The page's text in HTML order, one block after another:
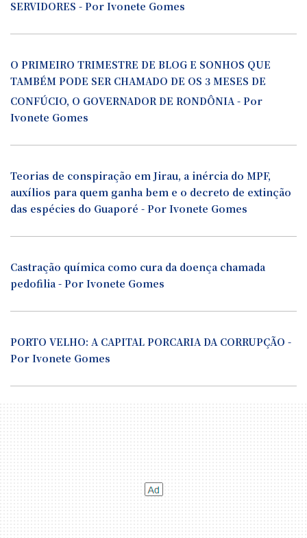
SERVIDORES - Por Ivonete Gomes
O PRIMEIRO TRIMESTRE DE BLOG E SONHOS QUE
TAMBÉM PODE SER CHAMADO DE OS 3 MESES DE
CONFÚCIO, O GOVERNADOR DE RONDÔNIA - Por
Ivonete Gomes
Teorias de conspiração em Jirau, a inércia do MPF,
auxílios para quem ganha bem e o decreto de extinção
das espécies do Guaporé - Por Ivonete Gomes
Castração química como cura da doença chamada
pedofilia - Por Ivonete Gomes
PORTO VELHO: A CAPITAL PORCARIA DA CORRUPÇÃO -
Por Ivonete Gomes